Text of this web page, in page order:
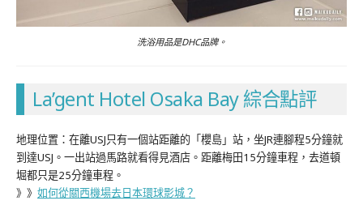
洗浴用品是DHC品牌。
La’gent Hotel Osaka Bay 綜合點評
地理位置：在離USJ只有一個站距離的「櫻島」站，坐JR連腳程5分鐘就
到達USJ。一出站過馬路就看得見酒店。距離梅田15分鐘車程，去道頓
堀都只是25分鐘車程。
》》 如何從關西機場去日本環球影城？